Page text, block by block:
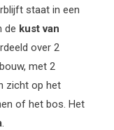
staat in een
de kust van
over 2
met 2
zicht op het
of het bos. Het
.